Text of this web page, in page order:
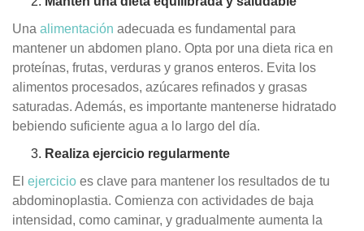
Una alimentación adecuada es fundamental para
mantener un abdomen plano. Opta por una dieta rica en
proteínas, frutas, verduras y granos enteros. Evita los
alimentos procesados, azúcares refinados y grasas
saturadas. Además, es importante mantenerse hidratado
bebiendo suficiente agua a lo largo del día.
Realiza ejercicio regularmente
El ejercicio es clave para mantener los resultados de tu
abdominoplastia. Comienza con actividades de baja
intensidad, como caminar, y gradualmente aumenta la